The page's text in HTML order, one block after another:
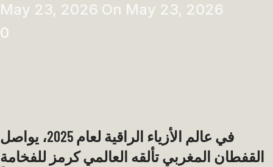
May 23, 2026 On May 23, 2026
0
في عالم الأزياء الراقية لعام 2025، يواصل
القفطان المغربي تألقه العالمي كرمز للفخامة